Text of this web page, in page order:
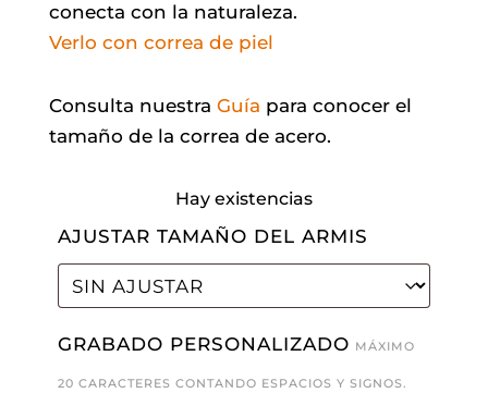
conecta con la naturaleza.
Verlo con correa de piel
Consulta nuestra Guía para conocer el
tamaño de la correa de acero.
Hay existencias
AJUSTAR TAMAÑO DEL ARMIS
GRABADO PERSONALIZADO MÁXIMO
20 CARACTERES CONTANDO ESPACIOS Y SIGNOS.